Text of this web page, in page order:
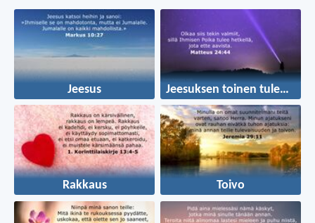
Jeesus Jeesuksen toinen tuleminen
Rakkaus Toivo